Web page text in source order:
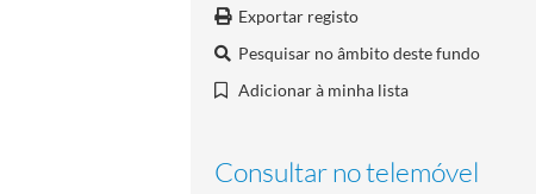
Exportar registo
Pesquisar no âmbito deste fundo
Adicionar à minha lista
Consultar no telemóvel